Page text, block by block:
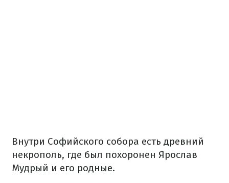
Внутри Софийского собора есть древний
некрополь, где был похоронен Ярослав
Мудрый и его родные.